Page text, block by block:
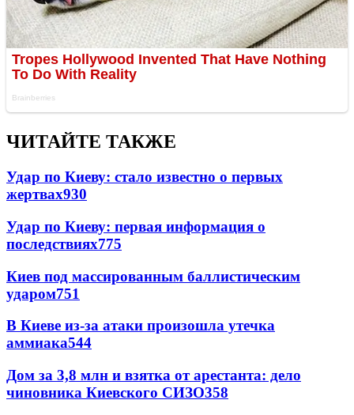
ЧИТАЙТЕ ТАКЖЕ
Удар по Киеву: стало известно о первых
жертвах930
Удар по Киеву: первая информация о
последствиях775
Киев под массированным баллистическим
ударом751
В Киеве из-за атаки произошла утечка
аммиака544
Дом за 3,8 млн и взятка от арестанта: дело
чиновника Киевского СИЗО358